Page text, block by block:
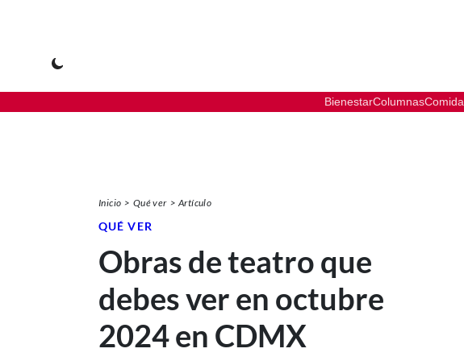
BienestarColumnasComida
Inicio Qué ver Artículo
QUÉ VER
Obras de teatro que
debes ver en octubre
2024 en CDMX